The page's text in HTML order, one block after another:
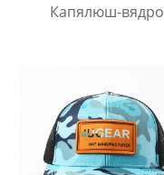
Капялюш-вядро